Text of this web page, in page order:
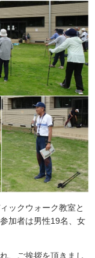
ックウォーク教室と
加者は男性19名、女
、ご挨拶を頂きまし